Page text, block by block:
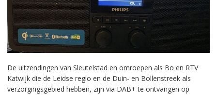
De uitzendingen van Sleutelstad en omroepen als Bo en RTV
Katwijk die de Leidse regio en de Duin- en Bollenstreek als
verzorgingsgebied hebben, zijn via DAB+ te ontvangen op